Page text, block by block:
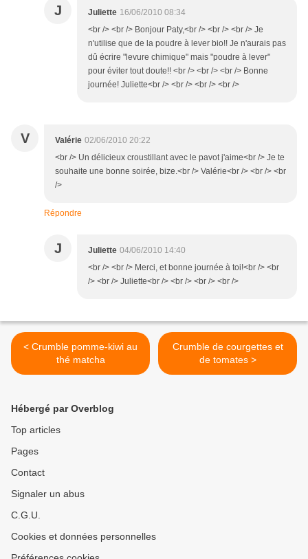
J Juliette 16/06/2010 08:34
<br /> <br /> Bonjour Paty,<br /> <br /> <br /> Je
n'utilise que de la poudre à lever bio!! Je n'aurais pas
dû écrire "levure chimique" mais "poudre à lever"
pour éviter tout doute!! <br /> <br /> <br /> Bonne
journée! Juliette<br /> <br /> <br /> <br />
V Valérie 02/06/2010 20:22
<br /> Un délicieux croustillant avec le pavot j'aime<br /> Je te
souhaite une bonne soirée, bize.<br /> Valérie<br /> <br /> <br
/>
Répondre
J Juliette 04/06/2010 14:40
<br /> <br /> Merci, et bonne journée à toi!<br /> <br
/> <br /> Juliette<br /> <br /> <br /> <br />
< Crumble pomme-kiwi au
thé matcha
Crumble de courgettes et
de tomates >
Hébergé par Overblog
Top articles
Pages
Contact
Signaler un abus
C.G.U.
Cookies et données personnelles